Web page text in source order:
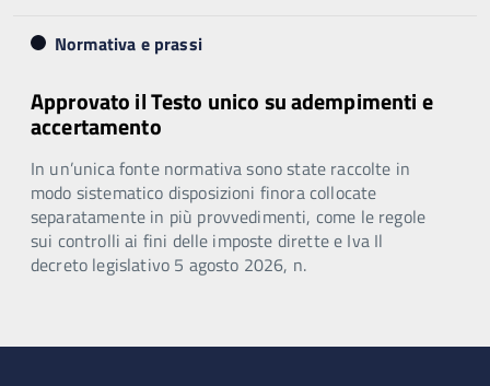
Normativa e prassi
Approvato il Testo unico su adempimenti e
accertamento
In un’unica fonte normativa sono state raccolte in
modo sistematico disposizioni finora collocate
separatamente in più provvedimenti, come le regole
sui controlli ai fini delle imposte dirette e Iva Il
decreto legislativo 5 agosto 2026, n.